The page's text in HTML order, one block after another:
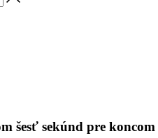
šesť sekúnd pre koncom